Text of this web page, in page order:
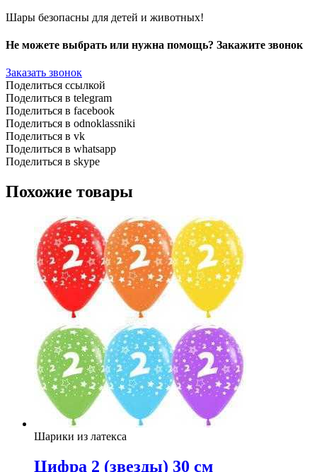
Шары безопасны для детей и животных!
Не можете выбрать или нужна помощь? Закажите звонок
Заказать звонок
Поделиться ссылкой
Поделиться в telegram
Поделиться в facebook
Поделиться в odnoklassniki
Поделиться в vk
Поделиться в whatsapp
Поделиться в skype
Похожие товары
Шарики из латекса
Цифра 2 (звезды) 30 см